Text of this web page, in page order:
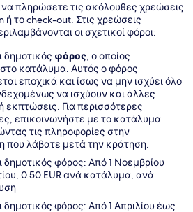
πληρώσετε τις ακόλουθες χρεώσεις
ή το check-out. Στις χρεώσεις
οι σχετικοί φόροι:
δημοτικός φόρος, ο οποίος
κατάλυμα. Αυτός ο φόρος
εποχικά και ίσως να μην ισχύει όλο
να ισχύουν και άλλες
εκπτώσεις. Για περισσότερες
επικοινωνήστε με το κατάλυμα
τις πληροφορίες στην
που λάβατε μετά την κράτηση.
δημοτικός φόρος: Από 1 Νοεμβρίου
0.50 EUR ανά κατάλυμα, ανά
δημοτικός φόρος: Από 1 Απριλίου έως